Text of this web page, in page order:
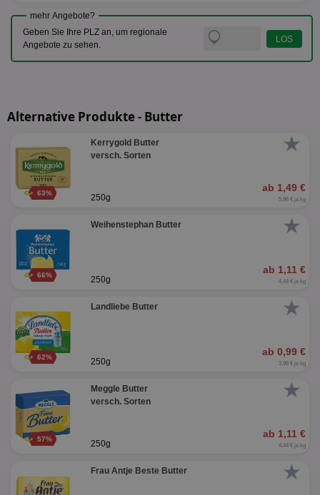
mehr Angebote?
Geben Sie Ihre PLZ an, um regionale
Angebote zu sehen.
Alternative Produkte - Butter
★
63%
Kerrygold Butter
versch. Sorten
ab 1,49 €
250g 5,96 € je kg
★
66%
Weihenstephan Butter
ab 1,11 €
250g 4,44 € je kg
★
62%
Landliebe Butter
ab 0,99 €
250g 3,96 € je kg
★
57%
Meggle Butter
versch. Sorten
ab 1,11 €
250g 4,44 € je kg
★
Frau Antje Beste Butter